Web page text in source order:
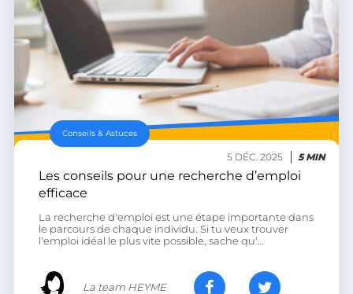
5 DÉC. 2025 5 MIN
Conseils & Astuces
Les conseils pour une recherche d’emploi
efficace
La recherche d'emploi est une étape importante dans
le parcours de chaque individu. Si tu veux trouver
l'emploi idéal le plus vite possible, sache qu'...
La team HEYME
CookieScriptConsent
CookieScript
.heyme.care
.youtube.com